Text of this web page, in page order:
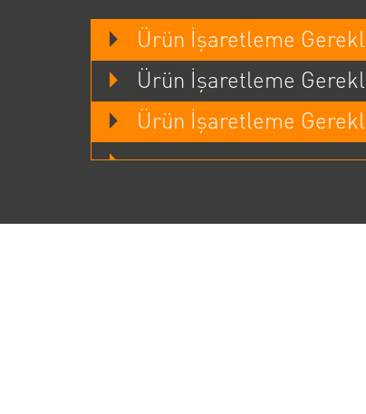
Ürün İşaretleme
Ürün İşaretleme
Ürün İşaretleme